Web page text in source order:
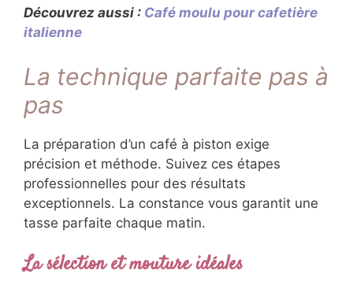
Découvrez aussi : Café moulu pour cafetière
italienne
La technique parfaite pas à
pas
La préparation d’un café à piston exige
précision et méthode. Suivez ces étapes
professionnelles pour des résultats
exceptionnels. La constance vous garantit une
tasse parfaite chaque matin.
La sélection et mouture idéales